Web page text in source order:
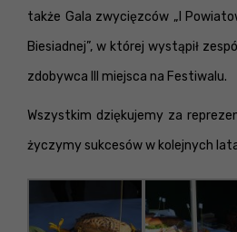
także Gala zwycięzców „I
Biesiadnej”, w której wystąpił
zdobywca III miejsca na Festiwalu.
Wszystkim dziękujemy za
życzymy sukcesów w kolejnych